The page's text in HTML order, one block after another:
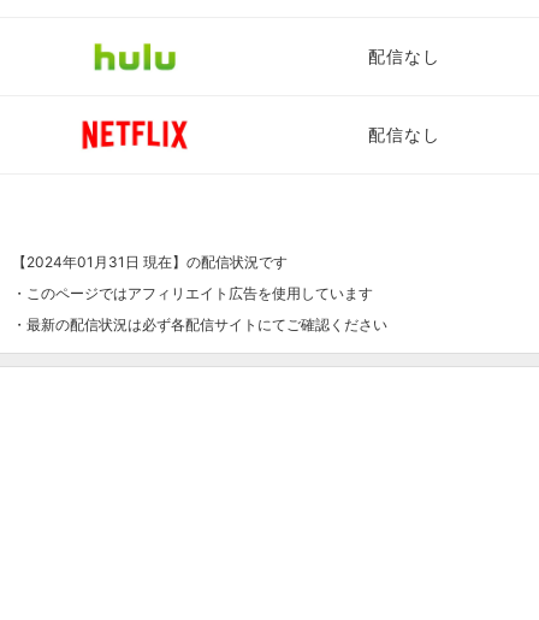
配信なし
配信なし
【2024年01月31日 現在】の配信状況です
・このページではアフィリエイト広告を使用しています
・最新の配信状況は必ず各配信サイトにてご確認ください